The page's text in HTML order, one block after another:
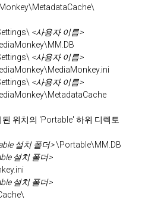
<사용자 이름>
<사용자 이름>
<사용자 이름>
위치의 'Portable' 하위 디렉토
설치 폴더>\Portable\MM.DB
설치 폴더>
설치 폴더>